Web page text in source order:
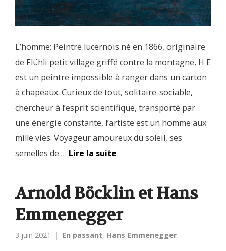
L’homme: Peintre lucernois né en 1866, originaire
de Flühli petit village griffé contre la montagne, H E
est un peintre impossible à ranger dans un carton
à chapeaux. Curieux de tout, solitaire-sociable,
chercheur à l’esprit scientifique, transporté par
une énergie constante, l’artiste est un homme aux
mille vies. Voyageur amoureux du soleil, ses
semelles de … Lire la suite
Arnold Böcklin et Hans
Emmenegger
3 juin 2021 En passant, Hans Emmenegger